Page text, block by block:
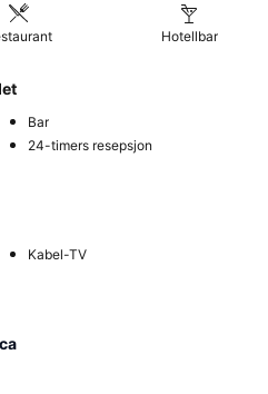
Hotellbar
Bar
24-timers resepsjon
Kabel-TV